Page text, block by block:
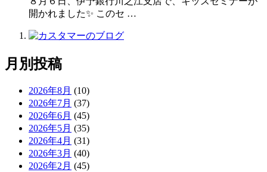
開かれました✨ このセ …
月別投稿
2026年8月 (10)
2026年7月 (37)
2026年6月 (45)
2026年5月 (35)
2026年4月 (31)
2026年3月 (40)
2026年2月 (45)